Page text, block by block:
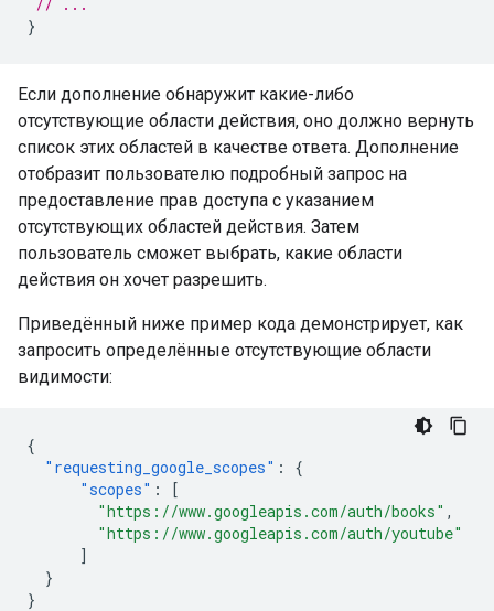
}
Если дополнение обнаружит какие-либо
отсутствующие области действия, оно должно вернуть
список этих областей в качестве ответа. Дополнение
отобразит пользователю подробный запрос на
предоставление прав доступа с указанием
отсутствующих областей действия. Затем
пользователь сможет выбрать, какие области
действия он хочет разрешить.
Приведённый ниже пример кода демонстрирует, как
запросить определённые отсутствующие области
видимости:
{
"requesting_google_scopes" :
{
"scopes" :
[
"https://www.googleapis.com/auth/books" ,
"https://www.googleapis.com/auth/youtube"
]
}
}